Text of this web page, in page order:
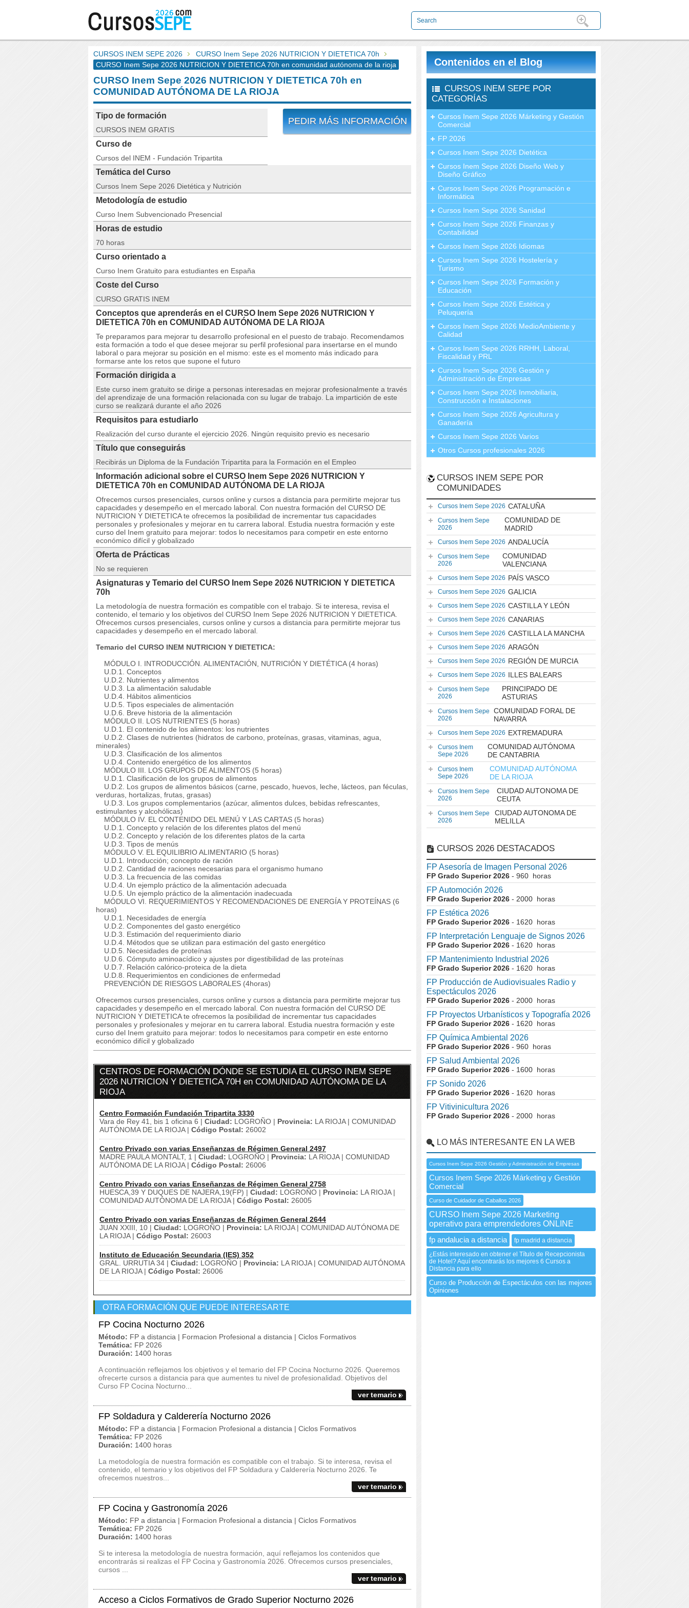
CURSOS INEM SEPE 2026
CURSO Inem Sepe 2026 NUTRICION Y DIETETICA 70h
CURSO Inem Sepe 2026 NUTRICION Y DIETETICA 70h en comunidad autónoma de la rioja
CURSO Inem Sepe 2026 NUTRICION Y DIETETICA 70h en
COMUNIDAD AUTÓNOMA DE LA RIOJA
PEDIR MÁS INFORMACIÓN
Tipo de formación
CURSOS INEM GRATIS
Curso de
Cursos del INEM - Fundación Tripartita
Temática del Curso
Cursos Inem Sepe 2026 Dietética y Nutrición
Metodología de estudio
Curso Inem Subvencionado Presencial
Horas de estudio
70 horas
Curso orientado a
Curso Inem Gratuito para estudiantes en España
Coste del Curso
CURSO GRATIS INEM
Conceptos que aprenderás en el CURSO Inem Sepe 2026 NUTRICION Y
DIETETICA 70h en COMUNIDAD AUTÓNOMA DE LA RIOJA
Te preparamos para mejorar tu desarrollo profesional en el puesto de trabajo. Recomendamos
esta formación a todo el que desee mejorar su perfil profesional para insertarse en el mundo
laboral o para mejorar su posición en el mismo: este es el momento más indicado para
formarse ante los retos que supone el futuro
Formación dirigida a
Este curso inem gratuito se dirige a personas interesadas en mejorar profesionalmente a través
del aprendizaje de una formación relacionada con su lugar de trabajo. La impartición de este
curso se realizará durante el año 2026
Requisitos para estudiarlo
Realización del curso durante el ejercicio 2026. Ningún requisito previo es necesario
Título que conseguirás
Recibirás un Diploma de la Fundación Tripartita para la Formación en el Empleo
Información adicional sobre el CURSO Inem Sepe 2026 NUTRICION Y
DIETETICA 70h en COMUNIDAD AUTÓNOMA DE LA RIOJA
Ofrecemos cursos presenciales, cursos online y cursos a distancia para permitirte mejorar tus
capacidades y desempeño en el mercado laboral. Con nuestra formación del CURSO DE
NUTRICION Y DIETETICA te ofrecemos la posibilidad de incrementar tus capacidades
personales y profesionales y mejorar en tu carrera laboral. Estudia nuestra formación y este
curso del Inem gratuito para mejorar: todos lo necesitamos para competir en este entorno
económico difícil y globalizado
Oferta de Prácticas
No se requieren
Asignaturas y Temario del CURSO Inem Sepe 2026 NUTRICION Y DIETETICA
70h
La metodología de nuestra formación es compatible con el trabajo. Si te interesa, revisa el
contenido, el temario y los objetivos del CURSO Inem Sepe 2026 NUTRICION Y DIETETICA.
Ofrecemos cursos presenciales, cursos online y cursos a distancia para permitirte mejorar tus
capacidades y desempeño en el mercado laboral.
Temario del CURSO INEM NUTRICION Y DIETETICA:
MÓDULO I. INTRODUCCIÓN. ALIMENTACIÓN, NUTRICIÓN Y DIETÉTICA (4 horas)
U.D.1. Conceptos
U.D.2. Nutrientes y alimentos
U.D.3. La alimentación saludable
U.D.4. Hábitos alimenticios
U.D.5. Tipos especiales de alimentación
U.D.6. Breve historia de la alimentación
MÓDULO II. LOS NUTRIENTES (5 horas)
U.D.1. El contenido de los alimentos: los nutrientes
U.D.2. Clases de nutrientes (hidratos de carbono, proteínas, grasas, vitaminas, agua,
minerales)
U.D.3. Clasificación de los alimentos
U.D.4. Contenido energético de los alimentos
MÓDULO III. LOS GRUPOS DE ALIMENTOS (5 horas)
U.D.1. Clasificación de los grupos de alimentos
U.D.2. Los grupos de alimentos básicos (carne, pescado, huevos, leche, lácteos, pan féculas,
verduras, hortalizas, frutas, grasas)
U.D.3. Los grupos complementarios (azúcar, alimentos dulces, bebidas refrescantes,
estimulantes y alcohólicas)
MÓDULO IV. EL CONTENIDO DEL MENÚ Y LAS CARTAS (5 horas)
U.D.1. Concepto y relación de los diferentes platos del menú
U.D.2. Concepto y relación de los diferentes platos de la carta
U.D.3. Tipos de menús
MÓDULO V. EL EQUILIBRIO ALIMENTARIO (5 horas)
U.D.1. Introducción; concepto de ración
U.D.2. Cantidad de raciones necesarias para el organismo humano
U.D.3. La frecuencia de las comidas
U.D.4. Un ejemplo práctico de la alimentación adecuada
U.D.5. Un ejemplo práctico de la alimentación inadecuada
MÓDULO VI. REQUERIMIENTOS Y RECOMENDACIONES DE ENERGÍA Y PROTEÍNAS (6
horas)
U.D.1. Necesidades de energía
U.D.2. Componentes del gasto energético
U.D.3. Estimación del requerimiento diario
U.D.4. Métodos que se utilizan para estimación del gasto energético
U.D.5. Necesidades de proteínas
U.D.6. Cómputo aminoacídico y ajustes por digestibilidad de las proteínas
U.D.7. Relación calórico-proteica de la dieta
U.D.8. Requerimientos en condiciones de enfermedad
PREVENCIÓN DE RIESGOS LABORALES (4horas)
Ofrecemos cursos presenciales, cursos online y cursos a distancia para permitirte mejorar tus
capacidades y desempeño en el mercado laboral. Con nuestra formación del CURSO DE
NUTRICION Y DIETETICA te ofrecemos la posibilidad de incrementar tus capacidades
personales y profesionales y mejorar en tu carrera laboral. Estudia nuestra formación y este
curso del Inem gratuito para mejorar: todos lo necesitamos para competir en este entorno
económico difícil y globalizado
CENTROS DE FORMACIÓN DÓNDE SE ESTUDIA EL CURSO INEM SEPE
2026 NUTRICION Y DIETETICA 70H en COMUNIDAD AUTÓNOMA DE LA
RIOJA
Centro Formación Fundación Tripartita 3330
Vara de Rey 41, bis 1 oficina 6 | Ciudad: LOGROÑO | Provincia: LA RIOJA | COMUNIDAD
AUTÓNOMA DE LA RIOJA | Código Postal: 26002
Centro Privado con varias Enseñanzas de Régimen General 2497
MADRE PAULA MONTALT, 1 | Ciudad: LOGROÑO | Provincia: LA RIOJA | COMUNIDAD
AUTÓNOMA DE LA RIOJA | Código Postal: 26006
Centro Privado con varias Enseñanzas de Régimen General 2758
HUESCA,39 Y DUQUES DE NAJERA,19(FP) | Ciudad: LOGROÑO | Provincia: LA RIOJA |
COMUNIDAD AUTÓNOMA DE LA RIOJA | Código Postal: 26005
Centro Privado con varias Enseñanzas de Régimen General 2644
JUAN XXIII, 10 | Ciudad: LOGROÑO | Provincia: LA RIOJA | COMUNIDAD AUTÓNOMA DE
LA RIOJA | Código Postal: 26003
Instituto de Educación Secundaria (IES) 352
GRAL. URRUTIA 34 | Ciudad: LOGROÑO | Provincia: LA RIOJA | COMUNIDAD AUTÓNOMA
DE LA RIOJA | Código Postal: 26006
OTRA FORMACIÓN QUE PUEDE INTERESARTE
FP Cocina Nocturno 2026
Método: FP a distancia | Formacion Profesional a distancia | Ciclos Formativos
Temática: FP 2026
Duración: 1400 horas
A continuación reflejamos los objetivos y el temario del FP Cocina Nocturno 2026. Queremos
ofrecerte cursos a distancia para que aumentes tu nivel de profesionalidad. Objetivos del
Curso FP Cocina Nocturno...
ver temario
FP Soldadura y Calderería Nocturno 2026
Método: FP a distancia | Formacion Profesional a distancia | Ciclos Formativos
Temática: FP 2026
Duración: 1400 horas
La metodología de nuestra formación es compatible con el trabajo. Si te interesa, revisa el
contenido, el temario y los objetivos del FP Soldadura y Calderería Nocturno 2026. Te
ofrecemos nuestros...
ver temario
FP Cocina y Gastronomía 2026
Método: FP a distancia | Formacion Profesional a distancia | Ciclos Formativos
Temática: FP 2026
Duración: 1400 horas
Si te interesa la metodología de nuestra formación, aquí reflejamos los contenidos que
encontrarás si realizas el FP Cocina y Gastronomía 2026. Ofrecemos cursos presenciales,
cursos ...
ver temario
Acceso a Ciclos Formativos de Grado Superior Nocturno 2026
Contenidos en el Blog
CURSOS INEM SEPE POR
CATEGORÍAS
Cursos Inem Sepe 2026 Márketing y Gestión
Comercial
FP 2026
Cursos Inem Sepe 2026 Dietética
Cursos Inem Sepe 2026 Diseño Web y
Diseño Gráfico
Cursos Inem Sepe 2026 Programación e
Informática
Cursos Inem Sepe 2026 Sanidad
Cursos Inem Sepe 2026 Finanzas y
Contabilidad
Cursos Inem Sepe 2026 Idiomas
Cursos Inem Sepe 2026 Hostelería y
Turismo
Cursos Inem Sepe 2026 Formación y
Educación
Cursos Inem Sepe 2026 Estética y
Peluquería
Cursos Inem Sepe 2026 MedioAmbiente y
Calidad
Cursos Inem Sepe 2026 RRHH, Laboral,
Fiscalidad y PRL
Cursos Inem Sepe 2026 Gestión y
Administración de Empresas
Cursos Inem Sepe 2026 Inmobiliaria,
Construcción e Instalaciones
Cursos Inem Sepe 2026 Agricultura y
Ganadería
Cursos Inem Sepe 2026 Varios
Otros Cursos profesionales 2026
CURSOS INEM SEPE POR
COMUNIDADES
Cursos Inem Sepe 2026 CATALUÑA
Cursos Inem Sepe
2026
COMUNIDAD DE
MADRID
Cursos Inem Sepe 2026 ANDALUCÍA
Cursos Inem Sepe
2026
COMUNIDAD
VALENCIANA
Cursos Inem Sepe 2026 PAÍS VASCO
Cursos Inem Sepe 2026 GALICIA
Cursos Inem Sepe 2026 CASTILLA Y LEÓN
Cursos Inem Sepe 2026 CANARIAS
Cursos Inem Sepe 2026 CASTILLA LA MANCHA
Cursos Inem Sepe 2026 ARAGÓN
Cursos Inem Sepe 2026 REGIÓN DE MURCIA
Cursos Inem Sepe 2026 ILLES BALEARS
Cursos Inem Sepe
2026
PRINCIPADO DE
ASTURIAS
Cursos Inem Sepe
2026
COMUNIDAD FORAL DE
NAVARRA
Cursos Inem Sepe 2026 EXTREMADURA
Cursos Inem
Sepe 2026
COMUNIDAD AUTÓNOMA
DE CANTABRIA
Cursos Inem
Sepe 2026
COMUNIDAD AUTÓNOMA
DE LA RIOJA
Cursos Inem Sepe
2026
CIUDAD AUTONOMA DE
CEUTA
Cursos Inem Sepe
2026
CIUDAD AUTONOMA DE
MELILLA
CURSOS 2026 DESTACADOS
FP Asesoría de Imagen Personal 2026
FP Grado Superior 2026 - 960 horas
FP Automoción 2026
FP Grado Superior 2026 - 2000 horas
FP Estética 2026
FP Grado Superior 2026 - 1620 horas
FP Interpretación Lenguaje de Signos 2026
FP Grado Superior 2026 - 1620 horas
FP Mantenimiento Industrial 2026
FP Grado Superior 2026 - 1620 horas
FP Producción de Audiovisuales Radio y
Espectáculos 2026
FP Grado Superior 2026 - 2000 horas
FP Proyectos Urbanísticos y Topografía 2026
FP Grado Superior 2026 - 1620 horas
FP Química Ambiental 2026
FP Grado Superior 2026 - 960 horas
FP Salud Ambiental 2026
FP Grado Superior 2026 - 1600 horas
FP Sonido 2026
FP Grado Superior 2026 - 1620 horas
FP Vitivinicultura 2026
FP Grado Superior 2026 - 2000 horas
LO MÁS INTERESANTE EN LA WEB
Cursos Inem Sepe 2026 Gestión y Administración de Empresas
Cursos Inem Sepe 2026 Márketing y Gestión
Comercial
Curso de Cuidador de Caballos 2026
CURSO Inem Sepe 2026 Marketing
operativo para emprendedores ONLINE
fp andalucia a distancia
fp madrid a distancia
¿Estás interesado en obtener el Título de Recepcionista
de Hotel? Aquí encontrarás los mejores 6 Cursos a
Distancia para ello
Curso de Producción de Espectáculos con las mejores
Opiniones